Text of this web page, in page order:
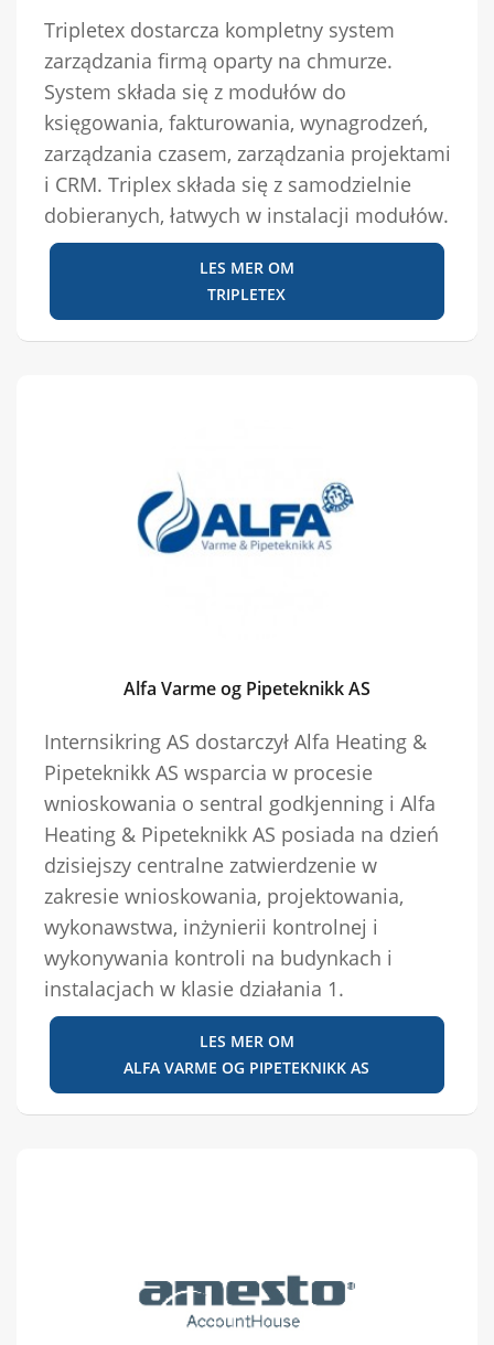
Tripletex dostarcza kompletny system
zarządzania firmą oparty na chmurze.
System składa się z modułów do
księgowania, fakturowania, wynagrodzeń,
zarządzania czasem, zarządzania projektami
i CRM. Triplex składa się z samodzielnie
dobieranych, łatwych w instalacji modułów.
LES MER OM
TRIPLETEX
Alfa Varme og Pipeteknikk AS
Internsikring AS dostarczył Alfa Heating &
Pipeteknikk AS wsparcia w procesie
wnioskowania o sentral godkjenning i Alfa
Heating & Pipeteknikk AS posiada na dzień
dzisiejszy centralne zatwierdzenie w
zakresie wnioskowania, projektowania,
wykonawstwa, inżynierii kontrolnej i
wykonywania kontroli na budynkach i
instalacjach w klasie działania 1.
LES MER OM
ALFA VARME OG PIPETEKNIKK AS